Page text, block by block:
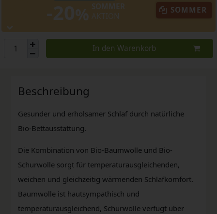
SOMMER
In den Warenkorb
Beschreibung
Gesunder und erholsamer Schlaf durch natürliche
Bio-Bettausstattung.
Die Kombination von Bio-Baumwolle und Bio-
Schurwolle sorgt für temperaturausgleichenden,
weichen und gleichzeitig wärmenden Schlafkomfort.
Baumwolle ist hautsympathisch und
temperaturausgleichend, Schurwolle verfügt über